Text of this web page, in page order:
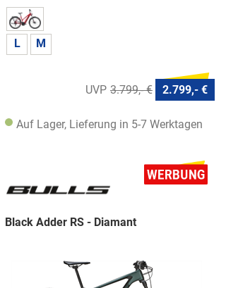
L M
3.799,- € 2.799,- €
Auf Lager, Lieferung in 5-7 Werktagen
Black Adder RS - Diamant